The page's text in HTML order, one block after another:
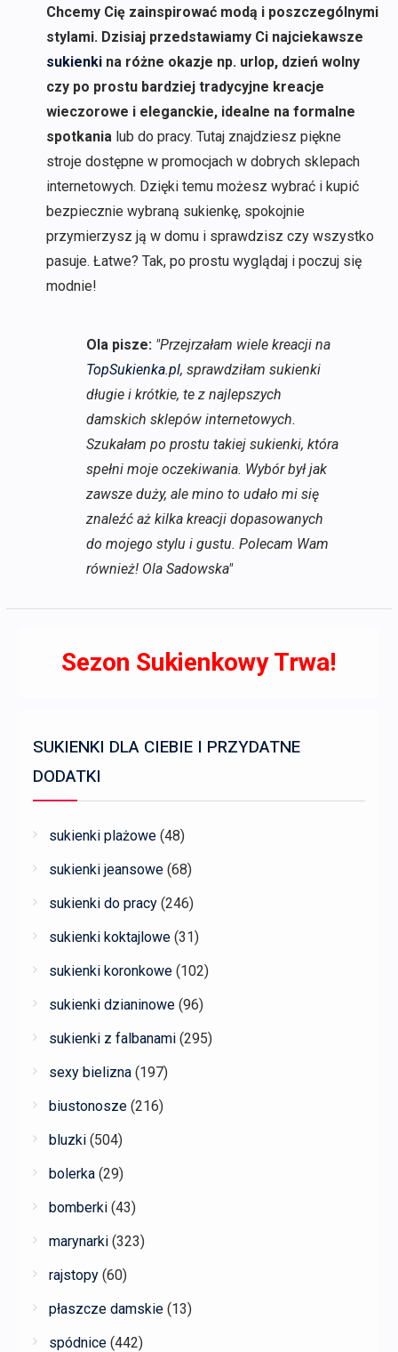
Chcemy Cię zainspirować modą i poszczególnymi
stylami. Dzisiaj przedstawiamy Ci najciekawsze
sukienkina różne okazje np. urlop, dzień wolny
czy po prostu bardziej tradycyjne kreacje
wieczorowe i eleganckie, idealne na formalne
spotkania lub do pracy. Tutaj znajdziesz piękne
stroje dostępne w promocjach w dobrych sklepach
internetowych. Dzięki temu możesz wybrać i kupić
bezpiecznie wybraną sukienkę, spokojnie
przymierzysz ją w domu i sprawdzisz czy wszystko
pasuje. Łatwe? Tak, po prostu wyglądaj i poczuj się
modnie!
Ola pisze: "Przejrzałam wiele kreacji na
TopSukienka.pl, sprawdziłam sukienki
długie i krótkie, te z najlepszych
damskich sklepów internetowych.
Szukałam po prostu takiej sukienki, która
spełni moje oczekiwania. Wybór był jak
zawsze duży, ale mino to udało mi się
znaleźć aż kilka kreacji dopasowanych
do mojego stylu i gustu. Polecam Wam
również! Ola Sadowska"
Sezon Sukienkowy Trwa!
SUKIENKI DLA CIEBIE I PRZYDATNE
DODATKI
sukienki plażowe (48)
sukienki jeansowe (68)
sukienki do pracy (246)
sukienki koktajlowe (31)
sukienki koronkowe (102)
sukienki dzianinowe (96)
sukienki z falbanami (295)
sexy bielizna (197)
biustonosze (216)
bluzki (504)
bolerka (29)
bomberki (43)
marynarki (323)
rajstopy (60)
płaszcze damskie (13)
spódnice (442)